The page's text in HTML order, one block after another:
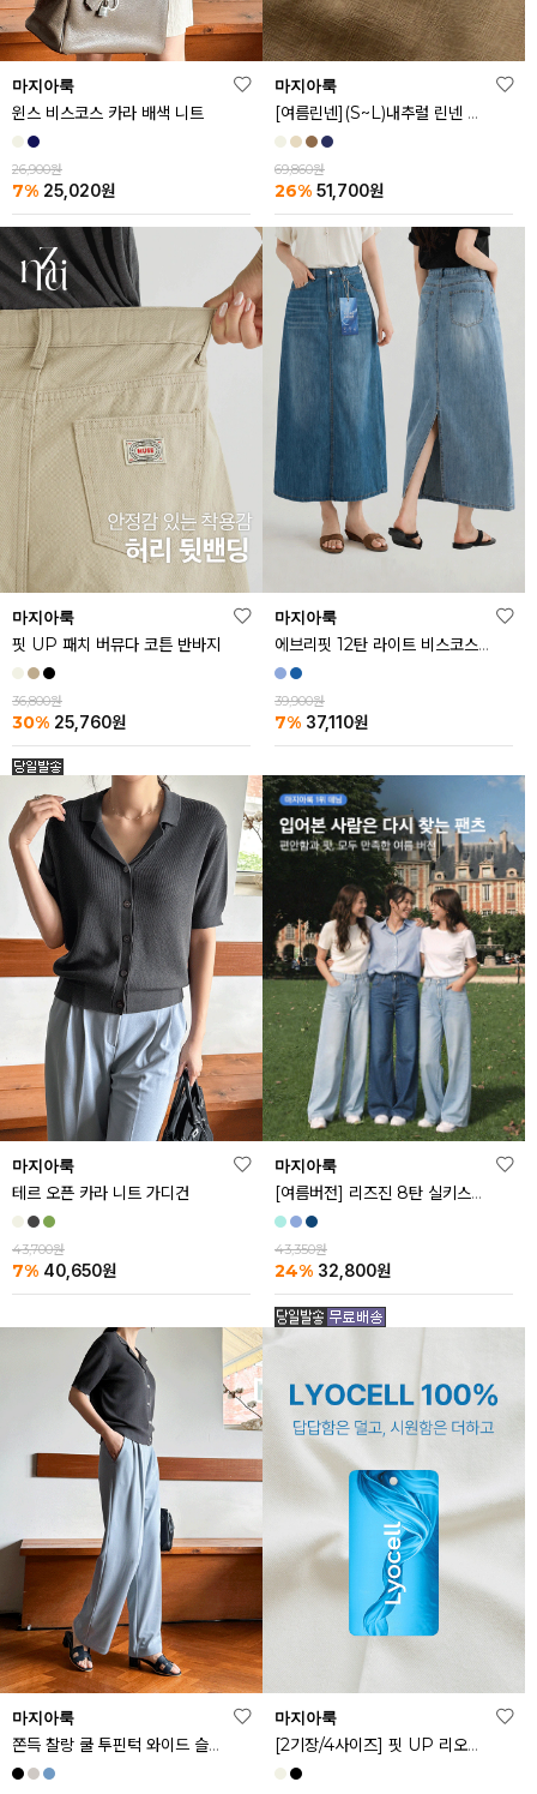
마지아룩
윈스 비스코스 카라 배색 니트
26,900원
7% 25,020원
마지아룩
[여름린넨](S~L)내추럴 린넨 와이드 밴딩 팬츠
69,860원
26% 51,700원
마지아룩
핏 UP 패치 버뮤다 코튼 반바지
36,800원
30% 25,760원
마지아룩
에브리핏 12탄 라이트 비스코스 쿨 데님 스커트
39,900원
7% 37,110원
마지아룩
테르 오픈 카라 니트 가디건
43,700원
7% 40,650원
마지아룩
[여름버전] 리즈진 8탄 실키스판 와이드 아이스 데님 팬츠
43,350원
24% 32,800원
마지아룩
쫀득 찰랑 쿨 투핀턱 와이드 슬랙스
마지아룩
[2기장/4사이즈] 핏 UP 리오셀 스판 스커트